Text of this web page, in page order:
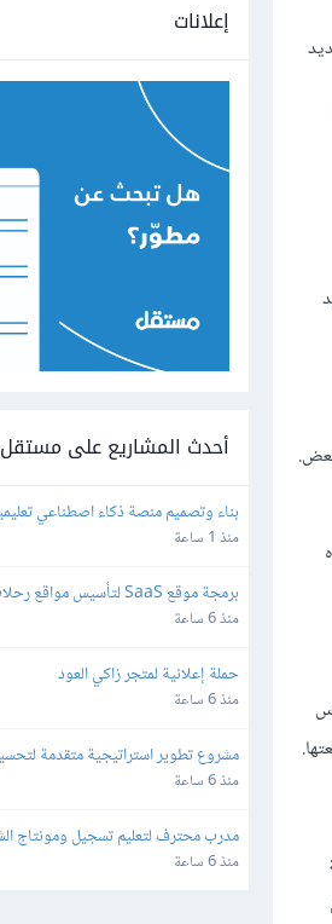
من تحديد
إعلانات
أحدث المشاريع على مستقل
للمعلمين باستخدام Bubble.io
منذ 1 ساعة
برمجة موقع SaaS لتأسيس مواقع رحلات
منذ 6 ساعة
حملة إعلانية لمتجر زاكي العود
منذ 6 ساعة
(SEO) والفهرسة (Indexing)منذ 6 ساعة
الاحتراف
منذ 6 ساعة